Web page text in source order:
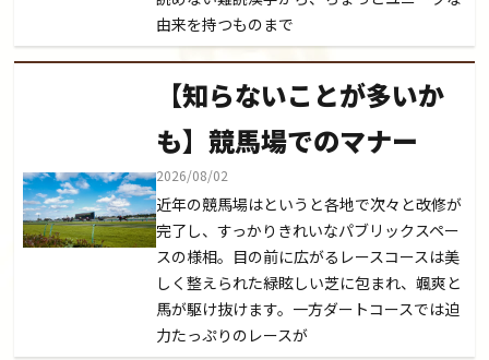
由来を持つものまで
【知らないことが多いか
も】競馬場でのマナー
2026/08/02
近年の競馬場はというと各地で次々と改修が
完了し、すっかりきれいなパブリックスペー
スの様相。目の前に広がるレースコースは美
しく整えられた緑眩しい芝に包まれ、颯爽と
馬が駆け抜けます。一方ダートコースでは迫
力たっぷりのレースが